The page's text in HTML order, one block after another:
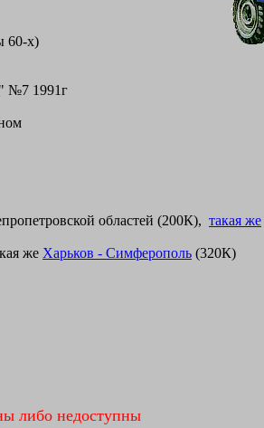
60-х)
№7 1991г
областей (200К), такая же
же Харьков - Симферополь (320К)
либо недоступны